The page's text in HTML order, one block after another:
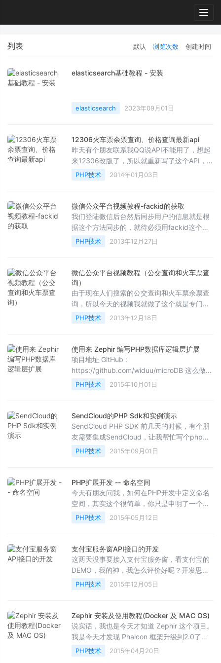
列表 默认 浏览次数 创建时间
elasticsearch基础教程 - 安装
elasticsearch 2023年09月01日
12306火车票余票查询、价格查询最新api
昨天有个朋友联系我QQ说API不能用了，想起
来12306改版了，所以就重新写了这个API，由
于时间紧需要优化，所以优化的任务交给大家
了，然后新增加了价...
PHP技术 2014年01月03日
微信公众平台视频教程-fackid的获取
我们登陆微信后台然后同步用户的信息就是根
据这个方法同步的，就待必须用fackid这个东
西，但是呢有个不幸的消息要告诉大家那就是
腾...
PHP技术 2013年12月27日
微信公众平台视频教程（公交查询和火车票查
询）
由于现在人们搜索的公交查询和火车票余票查
询，所以今天的视频我就做了这个就是专门的
介绍和讲解公交查询--捎带的说了火车票余票
查询...
PHP技术 2013年12月18日
使用来 Zephir 编写PHP数据库逻辑层扩展
项目地址 GitHub :
https://github.com/widuu/microDB 这么做的
原因： 第一，是为了写点实例代码，让大家了
解 Zephir 并尝试用 Zephir ...
PHP技术 2015年10月01日
SendCloud的PHP Sdk和实例演示
SendCloud PHP SDK 前几天的时候，有个朋
友需要集成SendCloud，让我帮忙写个php的
sdk，然后因为时间太短就随意写了一下。当
然到现在没有出现...
PHP技术 2015年09月01日
PHP扩展开发 -- 命名空间
今天有朋友问我，如何在PHP开发中定义命名
空间，其实这个很简单，你只是申明了一个
类，而类的名字是 Namespace\StdClass ，
而已。 1.官方提供...
PHP技术 2015年05月12日
支付宝服务窗API接口的开发
这两天没事要接入支付宝服务窗，看支付宝的
DEMO，我的神，我怎么评价好呢？开发思路
很牛逼，但是阅读性不是很好，很阻碍简单的
开发。所以我就根...
PHP技术 2015年12月05日
Zephir 安装及使用教程(Docker 及 MAC OS)
说实话，我也是今天才知道 Zephir 这个项目。
我是今天才发现 Phalcon 框架升级到2.0了，
因为要用它开发点东西。才看到人家用 Zephir
重写了。我都...
PHP技术 2015年04月20日